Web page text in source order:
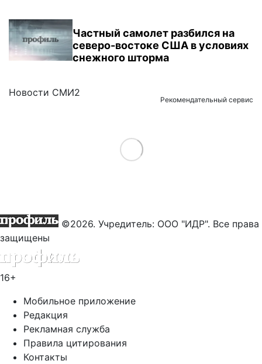
Частный самолет разбился на
северо-востоке США в условиях
снежного шторма
Новости СМИ2
Рекомендательный сервис
Load More
©2026. Учредитель: ООО "ИДР". Все права
защищены
16+
Мобильное приложение
Редакция
Рекламная служба
Правила цитирования
Контакты